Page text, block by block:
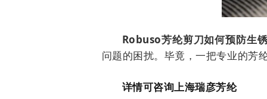
Robuso芳纶剪刀如何预防生
问题的困扰。毕竟，一把专业的芳
详情可咨询上海瑞彦芳纶